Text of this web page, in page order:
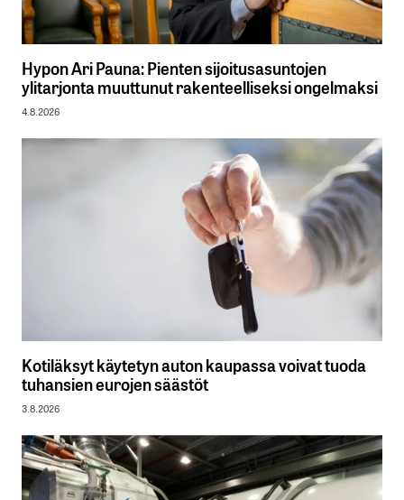
Hypon Ari Pauna: Pienten sijoitusasuntojen
ylitarjonta muuttunut rakenteelliseksi ongelmaksi
4.8.2026
Kotiläksyt käytetyn auton kaupassa voivat tuoda
tuhansien eurojen säästöt
3.8.2026